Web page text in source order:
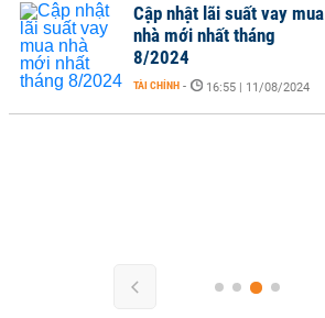
Cập nhật lãi suất vay mua
nhà mới nhất tháng
8/2024
TÀI CHÍNH - 16:55 | 11/08/2024